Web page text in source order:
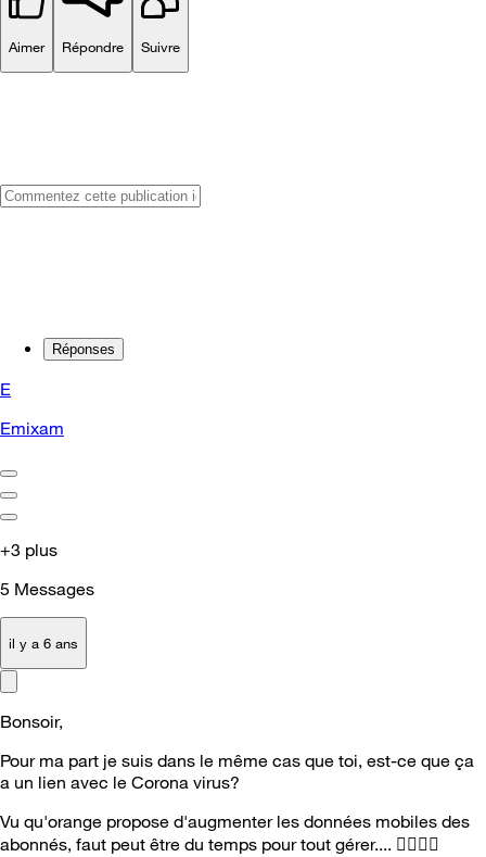
Aimer Répondre Suivre
Réponses
E
Emixam
+3 plus
5 Messages
il y a 6 ans
Bonsoir,
Pour ma part je suis dans le même cas que toi, est-ce que ça
a un lien avec le Corona virus?
Vu qu'orange propose d'augmenter les données mobiles des
abonnés, faut peut être du temps pour tout gérer.... 🤷‍🤷‍